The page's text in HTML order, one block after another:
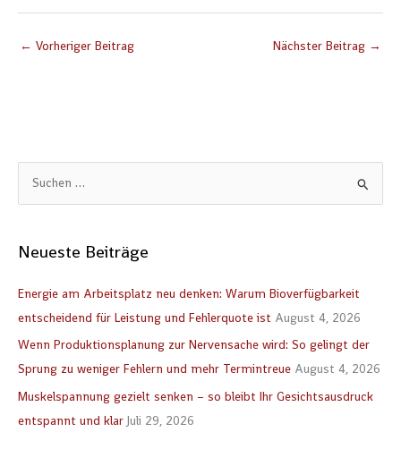
h
h
:
Neueste Beiträge
Energie am Arbeitsplatz neu denken: Warum Bioverfügbarkeit
entscheidend für Leistung und Fehlerquote ist August 4, 2026
Wenn Produktionsplanung zur Nervensache wird: So gelingt der
Sprung zu weniger Fehlern und mehr Termintreue August 4, 2026
Muskelspannung gezielt senken – so bleibt Ihr Gesichtsausdruck
entspannt und klar Juli 29, 2026
← Vorheriger Beitrag Nächster Beitrag →